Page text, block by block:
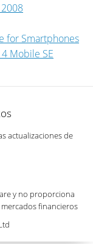
for Smartphones
Mobile SE
actualizaciones de
y no proporciona
financieros